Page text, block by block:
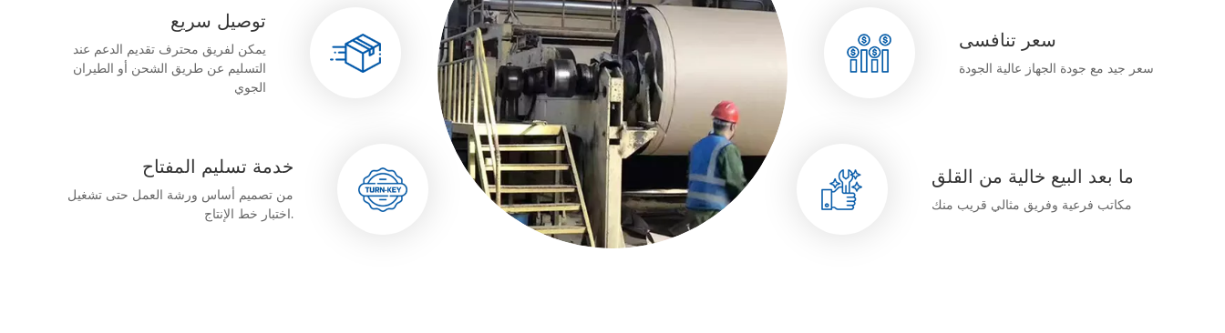
توصيل سريع
يمكن لفريق محترف تقديم الدعم عند
التسليم عن طريق الشحن أو الطيران
الجوي
خدمة تسليم المفتاح
من تصميم أساس ورشة العمل حتى تشغيل
اختبار خط الإنتاج.
سعر تنافسى
سعر جيد مع جودة الجهاز عالية الجودة
ما بعد البيع خالية من القلق
مكاتب فرعية وفريق مثالي قريب منك